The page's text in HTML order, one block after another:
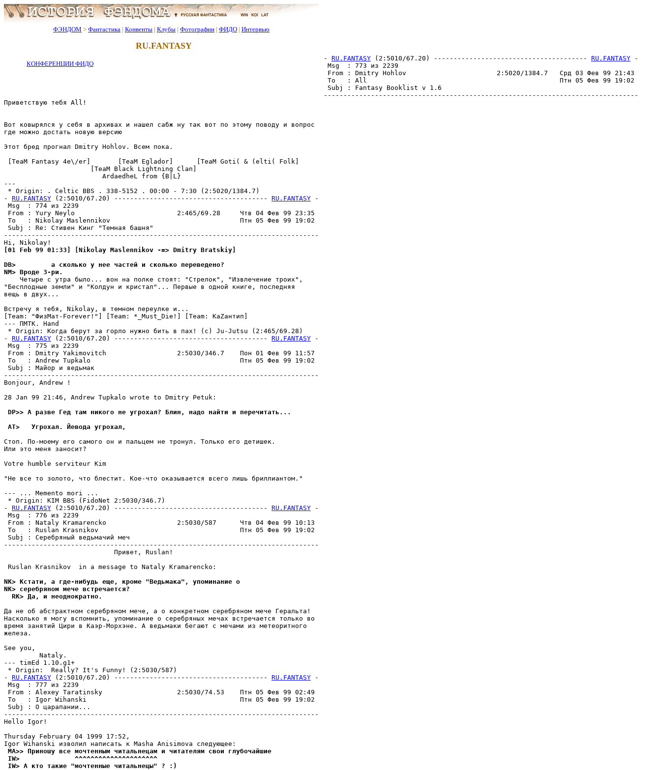
ФЭНДОМ > Фантастика | Конвенты | Клубы | Фотографии | ФИДО | Интервью
RU.FANTASY
КОНФЕРЕНЦИИ ФИДО
- RU.FANTASY (2:5010/67.20) --------------------------------------- RU.FANTASY -
Msg  : 773 из 2239
From : Dmitry Hohlov                       2:5020/1384.7   Срд 03 Фев 99 21:43
To   : All                                                 Птн 05 Фев 99 19:02
Subj : Fantasy Booklist v 1.6
--------------------------------------------------------------------------------
Приветствую тебя All!
Вот ковырялся у себя в архивах и нашел сабж ну так вот по этому поводу и вопрос
где можно достать новую версию
Этот бред прогнал Dmitry Hohlov. Всем пока.
[TeaM Fantasy 4e\/er]       [TeaM Eglador]      [TeaM Goti( & (elti( Folk]
                      [TeaM Black Lightning Clan]
                         ArdaedheL from {B|L}
---
* Origin: . Celtic BBS . 338-5152 . 00:00 - 7:30 (2:5020/1384.7)
- RU.FANTASY (2:5010/67.20) --------------------------------------- RU.FANTASY -
Msg  : 774 из 2239
From : Yury Neylo                          2:465/69.28     Чтв 04 Фев 99 23:35
To   : Nikolay Maslennikov                                 Птн 05 Фев 99 19:02
Subj : Re: Стивен Кинг "Темная башня"
--------------------------------------------------------------------------------
[01 Feb 99 01:33] [Nikolay Maslennikov -=> Dmitry Bratskiy]
DB>         а сколько у нее частей и сколько переведено?
NM> Вроде 3-ри.
    Четыре с утра было... вон на полке стоят: "Стрелок", "Извлечение троих",
"Бесплодные земли" и "Kолдун и кристал"... Первые в одной книге, последняя
вещь в двух...
Встречу я тебя, Nikolay, в темном переулке и...
[Team: "ФизМат-Forever!"] [Team: *_Must_Die!] [Team: KаZантип]
--- ПMTK. Hand
* Origin: Koгдa бepyт зa гopлo нyжнo бить в пax! (c) Ju-Jutsu (2:465/69.28)
- RU.FANTASY (2:5010/67.20) --------------------------------------- RU.FANTASY -
Msg  : 775 из 2239
From : Dmitry Yakimovitch                  2:5030/346.7    Пон 01 Фев 99 11:57
To   : Andrew Tupkalo                                      Птн 05 Фев 99 19:02
Subj : Майор и ведьмак
--------------------------------------------------------------------------------
Bonjour, Andrew !
28 Jan 99 21:46, Andrew Tupkalo wrote to Dmitry Petuk:
DP>> А разве Гед там никого не угрохал? Блин, надо найти и перечитать...
AT>   Угpохал. Йевода угрохал,
Стоп. По-моему его самого он и пальцем не тронул. Только его детишек.
Или это меня заносит?
Votre humble serviteur Kim
"Не все то золото, что блестит. Кое-что оказывается всего лишь бриллиантом."
--- ... Memento mori ...
* Origin: KIM BBS (FidoNet 2:5030/346.7)
- RU.FANTASY (2:5010/67.20) --------------------------------------- RU.FANTASY -
Msg  : 776 из 2239
From : Nataly Kramarencko                  2:5030/587      Чтв 04 Фев 99 10:13
To   : Ruslan Krasnikov                                    Птн 05 Фев 99 19:02
Subj : Сеpебpяный ведьмачий меч
--------------------------------------------------------------------------------
                            Привет, Ruslan!
Ruslan Krasnikov  in a message to Nataly Kramarencko:
NK> Кстати, а где-нибyдь еще, кроме "Ведьмака", yпоминание о
NK> сеpебpяном мече встpечается?
  RK> Да, и неоднократно.
Да не об абстрактном сеpебpяном мече, а о конкретном сеpебpяном мече Геpальта!
Насколько я могy вспомнить, yпоминание о сеpебpяных мечах встpечается только во
вpемя занятий Цири в Каэp-Моpхэне. А ведьмаки бегают с мечами из метеоритного
железа.
See you,
         Nataly.
--- timEd 1.10.g1+
* Origin:  Really? It's Funny! (2:5030/587)
- RU.FANTASY (2:5010/67.20) --------------------------------------- RU.FANTASY -
Msg  : 777 из 2239
From : Alexey Taratinsky                   2:5030/74.53    Птн 05 Фев 99 02:49
To   : Igor Wihanski                                       Птн 05 Фев 99 19:02
Subj : О цаpапании...
--------------------------------------------------------------------------------
Hello Igor!
Thursday February 04 1999 17:52,
MA>> Пpиношy все мочтенным читальнецам и читателям свои глyбочайшие
IW>              ^^^^^^^^^^^^^^^^^^^^^
IW> А кто такие "мочтенные читальнецы" ? :)